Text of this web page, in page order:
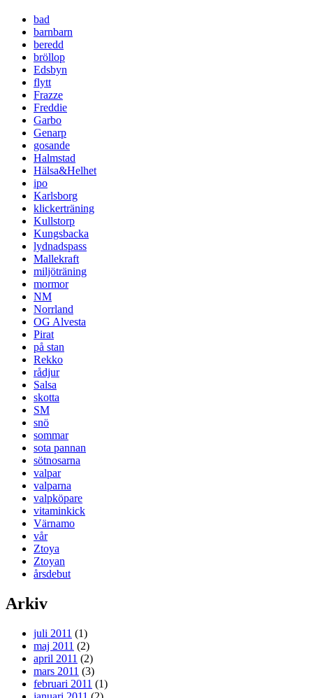
bad
barnbarn
beredd
bröllop
Edsbyn
flytt
Frazze
Freddie
Garbo
Genarp
gosande
Halmstad
Hälsa&Helhet
ipo
Karlsborg
klickerträning
Kullstorp
Kungsbacka
lydnadspass
Mallekraft
miljöträning
mormor
NM
Norrland
OG Alvesta
Pirat
på stan
Rekko
rådjur
Salsa
skotta
SM
snö
sommar
sota pannan
sötnosarna
valpar
valparna
valpköpare
vitaminkick
Värnamo
vår
Ztoya
Ztoyan
årsdebut
Arkiv
juli 2011 (1)
maj 2011 (2)
april 2011 (2)
mars 2011 (3)
februari 2011 (1)